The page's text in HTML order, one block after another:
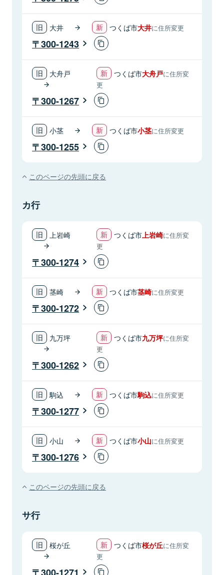
大井 つくば市大井に住所変更
300-1243
大舟戸 つくば市大舟戸に住所変
更
300-1267
小茎 つくば市小茎に住所変更
300-1255
このページの先頭に戻る
カ行
上岩崎 つくば市 上岩崎に住所変
更
300-1274
茎崎 つくば市茎崎に住所変更
300-1272
九万坪 つくば市九万坪に住所変
更
300-1262
駒込 つくば市駒込に住所変更
300-1277
小山 つくば市小山に住所変更
300-1276
このページの先頭に戻る
サ行
桜が丘 つくば市桜が丘に住所変
更
300-1271